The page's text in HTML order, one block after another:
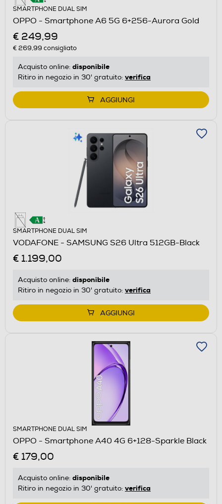
SMARTPHONE DUAL SIM
OPPO - Smartphone A6 5G 6+256-Aurora Gold
€ 249,99
€ 269,99 consigliato
Acquisto online: disponibile
Ritiro in negozio in 30' gratuito: verifica
AGGIUNGI
SMARTPHONE DUAL SIM
VODAFONE - SAMSUNG S26 Ultra 512GB-Black
€ 1.199,00
Acquisto online: disponibile
Ritiro in negozio in 30' gratuito: verifica
AGGIUNGI
SMARTPHONE DUAL SIM
OPPO - Smartphone A40 4G 6+128-Sparkle Black
€ 179,00
Acquisto online: disponibile
Ritiro in negozio in 30' gratuito: verifica